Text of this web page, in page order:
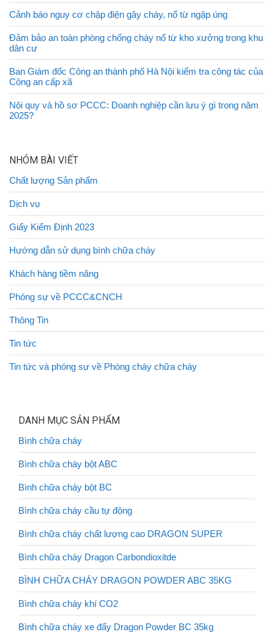
Cảnh báo nguy cơ chập điện gây cháy, nổ từ ngập úng
Đảm bảo an toàn phòng chống cháy nổ từ kho xưởng trong khu
dân cư
Ban Giám đốc Công an thành phố Hà Nội kiểm tra công tác của
Công an cấp xã
Nội quy và hồ sơ PCCC: Doanh nghiệp cần lưu ý gì trong năm
2025?
NHÓM BÀI VIẾT
Chất lượng Sản phẩm
Dịch vụ
Giấy Kiểm Định 2023
Hướng dẫn sử dụng bình chữa cháy
Khách hàng tiềm năng
Phóng sự về PCCC&CNCH
Thông Tin
Tin tức
Tin tức và phóng sự về Phòng cháy chữa cháy
DANH MỤC SẢN PHẨM
Bình chữa cháy
Bình chữa cháy bột ABC
Bình chữa cháy bột BC
Bình chữa cháy cầu tự động
Bình chữa cháy chất lượng cao DRAGON SUPER
Bình chữa cháy Dragon Carbondioxitde
BÌNH CHỮA CHÁY DRAGON POWDER ABC 35KG
Bình chữa cháy khí CO2
Bình chữa cháy xe đẩy Dragon Powder BC 35kg